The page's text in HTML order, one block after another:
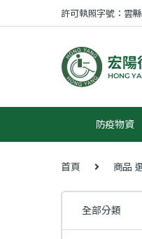
Skip to navigation
Skip to content許可執照字號：雲
防疫物資
首頁 商品
全部分類